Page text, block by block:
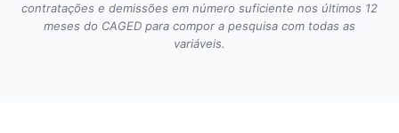
contratações e demissões em número suficiente nos últimos 12
meses do CAGED para compor a pesquisa com todas as
variáveis.